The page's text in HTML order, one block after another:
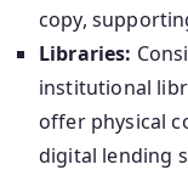
copy,
Libraries:
institutional
offer physical
digital lending